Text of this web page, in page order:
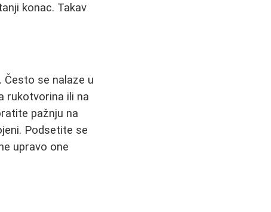
konac. Takav
se nalaze u
rukotvorina ili na
pažnju na
Podsetite se
upravo one